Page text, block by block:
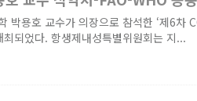
박용호 교수가 의장으로 참석한 ‘제6차
되었다. 항생제내성특별위원회는 지...